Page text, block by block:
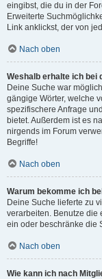
eingibst, die du in der
Erweiterte
Link anklickst, der von
Nach oben
Weshalb erhalte ich bei
Deine Suche war
gängige Wörter, welche
spezifischere Anfrage
bietet. Außerdem ist es
nirgends im Forum
Begriffe!
Nach oben
Warum bekomme ich
Deine Suche lieferte zu
verarbeiten. Benutze die
ein oder beschränke die
Nach oben
Wie kann ich nach